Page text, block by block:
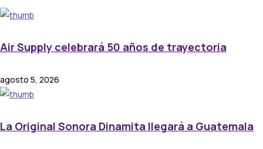
Air Supply celebrará 50 años de trayectoria
agosto 5, 2026
La Original Sonora Dinamita llegará a Guatemala